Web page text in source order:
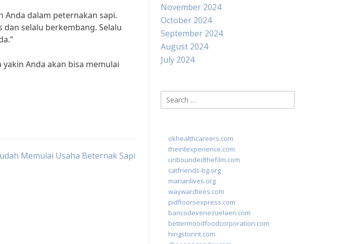
dalam peternakan sapi.
selalu berkembang. Selalu
Anda akan bisa memulai
Memulai Usaha Beternak Sapi
November 2024
October 2024
September 2024
August 2024
July 2024
Search
for:
okhealthcareers.com
theintexperience.com
unboundedthefilm.com
catfriends-bg.org
marianlives.org
waywardtees.com
pidfloorsexpress.com
bancodevenezuelaen.com
bettermoodfoodcorporation.com
hingstonnt.com